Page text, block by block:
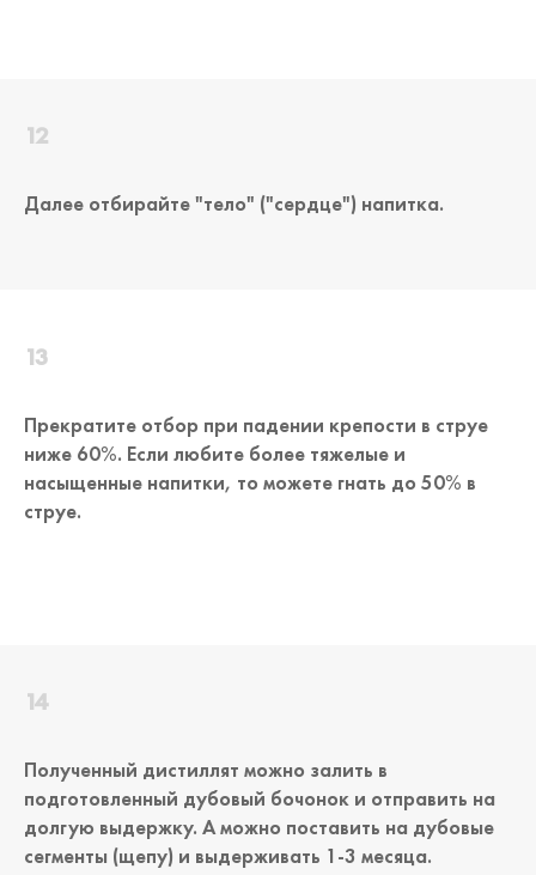
Далее отбирайте "тело" ("сердце") напитка.
Прекратите отбор при падении крепости в струе
ниже 60%. Если любите более тяжелые и
насыщенные напитки, то можете гнать до 50% в
струе.
Полученный дистиллят можно залить в
подготовленный дубовый бочонок и отправить на
долгую выдержку. А можно поставить на дубовые
сегменты (щепу) и выдерживать 1-3 месяца.